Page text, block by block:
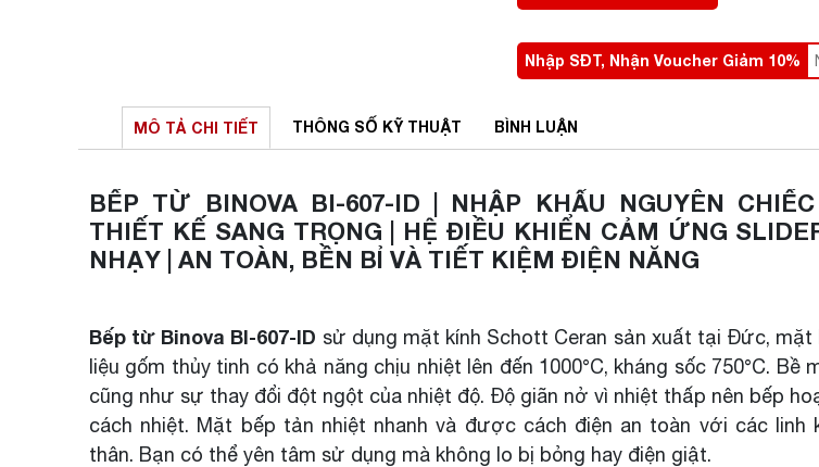
Nhập SĐT, Nhận Voucher Giảm 10%
MÔ TẢ CHI TIẾT THÔNG SỐ KỸ THUẬT BÌNH LUẬN
BẾP TỪ BINOVA BI-607-ID | NHẬP KHẨU NGUYÊN
THIẾT KẾ SANG TRỌNG | HỆ ĐIỀU KHIỂN CẢM ỨNG
NHẠY | AN TOÀN, BỀN BỈ VÀ TIẾT KIỆM ĐIỆN NĂNG
Bếp từ Binova BI-607-ID sử dụng mặt kính Schott Ceran sản xuất tại Đức,
liệu gốm thủy tinh có khả năng chịu nhiệt lên đến 1000°C, kháng sốc 750°C. Bề
cũng như sự thay đổi đột ngột của nhiệt độ. Độ giãn nở vì nhiệt thấp nên bếp
cách nhiệt. Mặt bếp tản nhiệt nhanh và được cách điện an toàn với các linh
thân. Bạn có thể yên tâm sử dụng mà không lo bị bỏng hay điện giật.